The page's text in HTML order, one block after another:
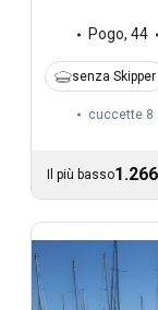
Pogo, 44
senza Skipper
cuccette 8
Il più basso